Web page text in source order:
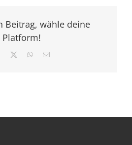
Beitrag, wähle deine
Platform!
Facebook WhatsApp